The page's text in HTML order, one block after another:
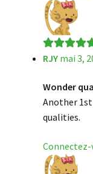
Note5sur 5
RJY mai 3,
Wonder
Another
qualities.